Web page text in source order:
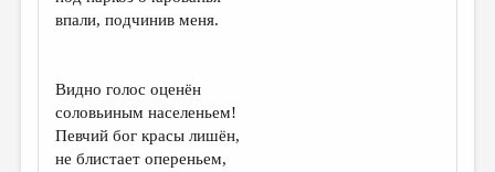
ТРЕДИАКОВСКИЙ
МЕДИА
впали, подчинив меня.
Видно голос оценён
соловьиным населеньем!
Певчий бог красы лишён,
не блистает опереньем,